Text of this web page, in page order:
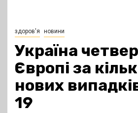
здоров'я новини
Україна
Європі за
нових
19